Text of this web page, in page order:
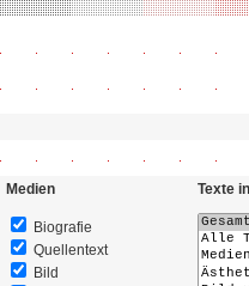
Medien
Biografie
Quellentext
Bild
Texte in